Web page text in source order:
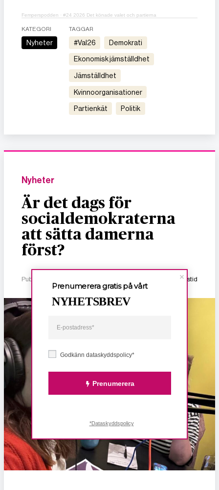
Femperspodden · #24 2026 Det könade valet och partierna
KATEGORI
Nyheter
TAGGAR
#val26 demokrati
ekonomisk jämställdhet
jämställdhet
kvinnoorganisationer
partienkät politik
Nyheter
Är det dags för
socialdemokraterna
att sätta damerna
först?
Publicerad 14 februari, 2026 1 min lästid
Godkänn dataskyddspolicy*
Prenumerera
Prenumerera gratis på vårt
NYHETSBREV
*Dataskyddspolicy